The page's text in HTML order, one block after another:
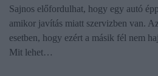
Sajnos előfordulhat, hogy egy autó
amikor javítás miatt szervizben van.
esetben, hogy ezért a másik fél nem
Mit lehet…